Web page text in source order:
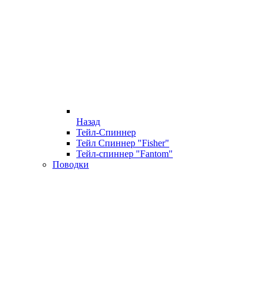
Назад
Тейл-Спиннер
Тейл Спиннер "Fisher"
Тейл-спиннер "Fantom"
Поводки